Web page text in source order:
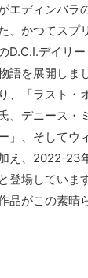
エディンバ
、かつてスプ
D.C.I.デイリ
を展開しま
、「ラスト・
、デニース・
」、そしてウ
え、2022-23
登場していま
品がこの素晴